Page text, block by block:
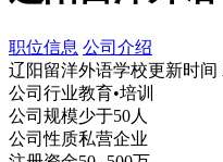
职位信息 公司介绍
辽阳留洋外语学校更新时间
公司行业教育•培训
公司规模少于50人
公司性质私营企业